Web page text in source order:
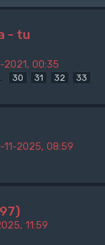
- tu
00:35
30 31 32 33
11-2025, 08:59
11:59